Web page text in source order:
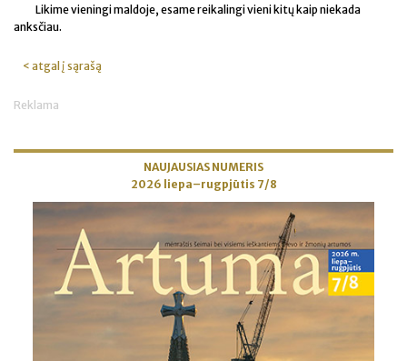
Likime vieningi maldoje, esame reikalingi vieni kitų kaip niekada
anksčiau.
< atgal į sąrašą
Reklama
NAUJAUSIAS NUMERIS
2026 liepa–rugpjūtis 7/8